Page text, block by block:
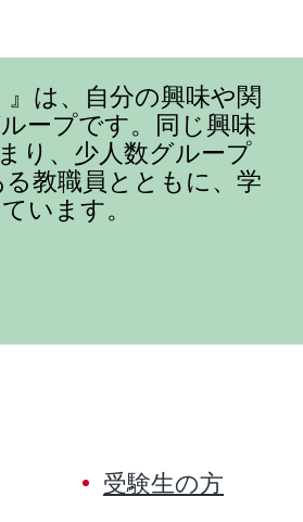
は、自分の興味や関
ープです。同じ興味
り、少人数グループ
教職員とともに、学
います。
受験生の方